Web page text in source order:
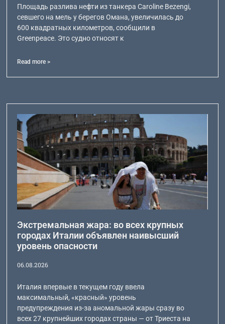
Площадь разлива нефти из танкера Caroline Bezengi,
севшего на мель у берегов Омана, увеличилась до
600 квадратных километров, сообщили в
Greenpeace. Это судно относят к
Read more >
Экстремальная жара: во всех крупных
городах Италии объявлен наивысший
уровень опасности
06.08.2026
Италия впервые в текущем году ввела
максимальный, «красный» уровень
предупреждения из-за аномальной жары сразу во
всех 27 крупнейших городах страны — от Триеста на